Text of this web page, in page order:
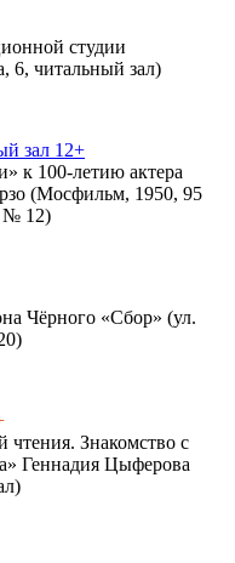
студии
6, читальный зал)
зал 12+
к 100-летию актера
(Мосфильм, 1950, 95
№ 12)
Чёрного «Сбор» (ул.
чтения. Знакомство с
Геннадия Цыферова